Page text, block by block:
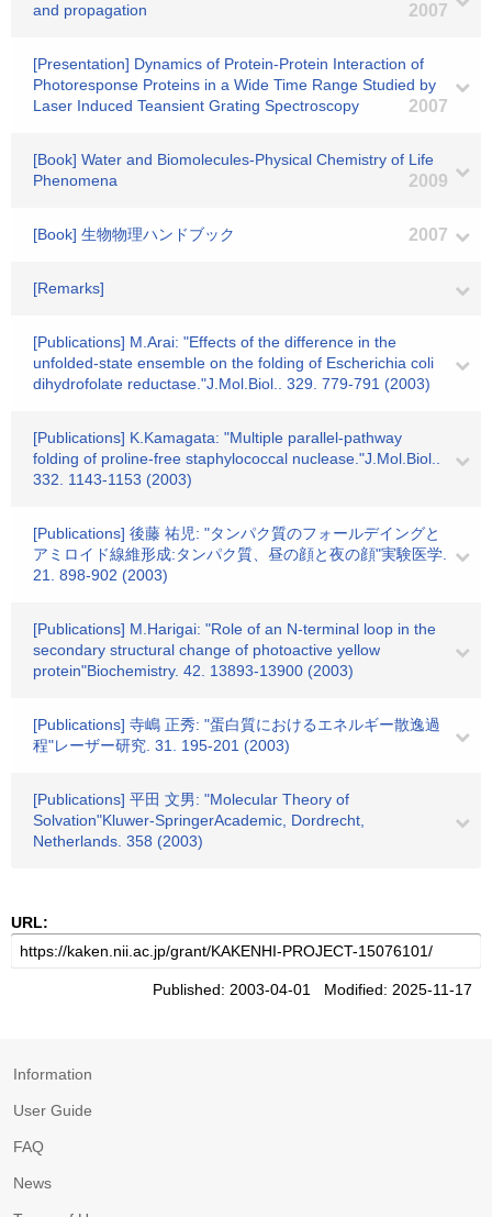
and propagation
2007
[Presentation] Dynamics of Protein-Protein Interaction of
Photoresponse Proteins in a Wide Time Range Studied by
Laser Induced Teansient Grating Spectroscopy
2007
[Book] Water and Biomolecules-Physical Chemistry of Life
Phenomena
2009
[Book] 生物物理ハンドブック 2007
[Remarks]
[Publications] M.Arai: "Effects of the difference in the
unfolded-state ensemble on the folding of Escherichia coli
dihydrofolate reductase."J.Mol.Biol.. 329. 779-791 (2003)
[Publications] K.Kamagata: "Multiple parallel-pathway
folding of proline-free staphylococcal nuclease."J.Mol.Biol..
332. 1143-1153 (2003)
[Publications] 後藤 祐児: "タンパク質のフォールデイングと
アミロイド線維形成:タンパク質、昼の顔と夜の顔"実験医学.
21. 898-902 (2003)
[Publications] M.Harigai: "Role of an N-terminal loop in the
secondary structural change of photoactive yellow
protein"Biochemistry. 42. 13893-13900 (2003)
[Publications] 寺嶋 正秀: "蛋白質におけるエネルギー散逸過
程"レーザー研究. 31. 195-201 (2003)
[Publications] 平田 文男: "Molecular Theory of
Solvation"Kluwer-SpringerAcademic, Dordrecht,
Netherlands. 358 (2003)
URL:
Published: 2003-04-01 Modified: 2025-11-17
Information
User Guide
FAQ
News